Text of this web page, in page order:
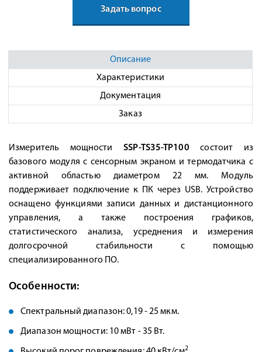
Задать вопрос
Описание
Характеристики
Документация
Заказ
Измеритель мощностиSSP-TS35-TP100 состоит из
базового модуля с сенсорным экраном и термодатчика с
активной областью диаметром 22 мм. Модуль
поддерживает подключение к ПК через USB. Устройство
оснащено функциями записи данных и дистанционного
управления, а также построения графиков,
статистического анализа, усреднения и измерения
долгосрочной стабильности с помощью
специализированного ПО.
Особенности:
Спектральный диапазон: 0,19 - 25 мкм.
Диапазон мощности: 10 мВт - 35 Вт.
2